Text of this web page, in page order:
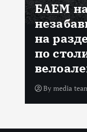
БАЕМ
на
по
By media